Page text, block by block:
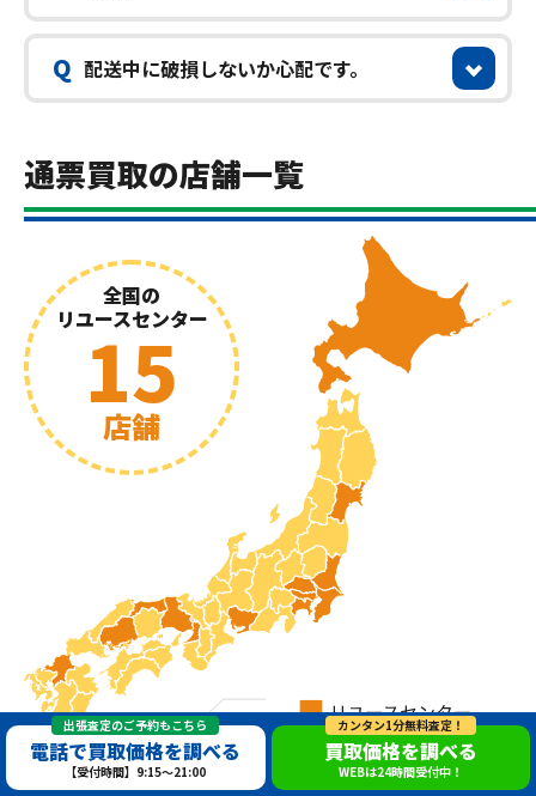
出張査定のご予約もこちら
電話で買取価格を調べる
【受付時間】9:15～21:00
カンタン1分無料査定！
買取価格を調べる
WEBは24時間受付中！
Q 配送中に破損しないか心配です。
通票買取の店舗一覧
全国の
リユースセンター
15
店舗